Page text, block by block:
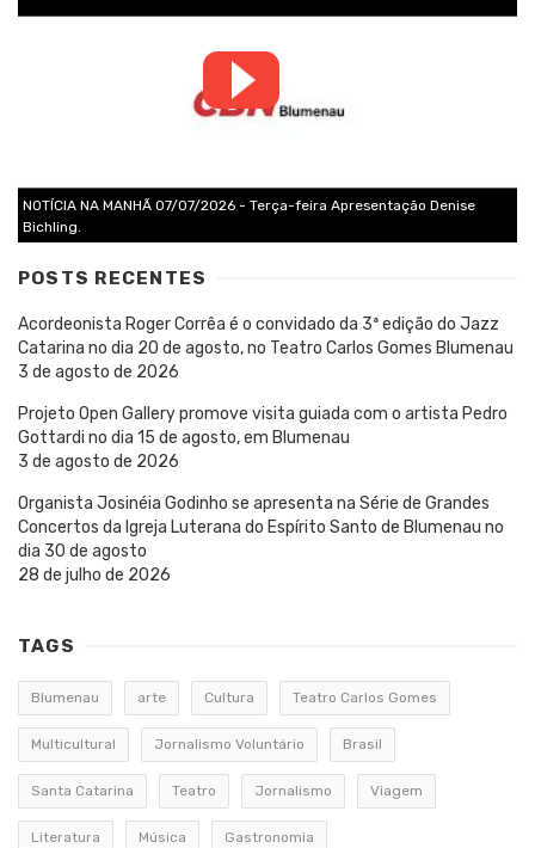
NOTÍCIA NA MANHÃ 07/07/2026 - Terça-feira Apresentação Denise
Bichling.
POSTS RECENTES
Acordeonista Roger Corrêa é o convidado da 3ª edição do Jazz
Catarina no dia 20 de agosto, no Teatro Carlos Gomes Blumenau
3 de agosto de 2026
Projeto Open Gallery promove visita guiada com o artista Pedro
Gottardi no dia 15 de agosto, em Blumenau
3 de agosto de 2026
Organista Josinéia Godinho se apresenta na Série de Grandes
Concertos da Igreja Luterana do Espírito Santo de Blumenau no
dia 30 de agosto
28 de julho de 2026
TAGS
Blumenau arte Cultura Teatro Carlos Gomes
Multicultural Jornalismo Voluntário Brasil
Santa Catarina Teatro Jornalismo Viagem
Literatura Música Gastronomia